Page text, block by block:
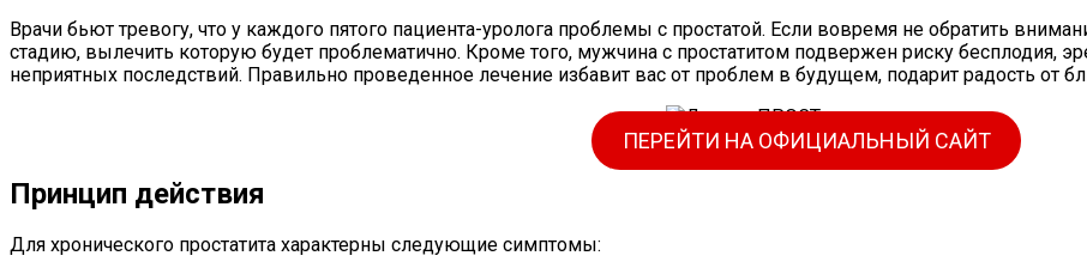
Врачи бьют тревогу, что у каждого пятого пациента-уролога проблемы с простатой. Если вовремя не обратить
стадию, вылечить которую будет проблематично. Кроме того, мужчина с простатитом подвержен риску бесплодия,
неприятных последствий. Правильно проведенное лечение избавит вас от проблем в будущем, подарит радость от
ПЕРЕЙТИ НА ОФИЦИАЛЬНЫЙ САЙТ
Принцип действия
Для хронического простатита характерны следующие симптомы: